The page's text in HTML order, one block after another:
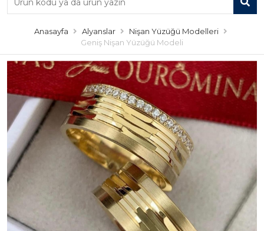
Anasayfa Alyanslar
Nişan Yüzüğü Modelleri
Geniş Nişan Yüzüğü Modeli